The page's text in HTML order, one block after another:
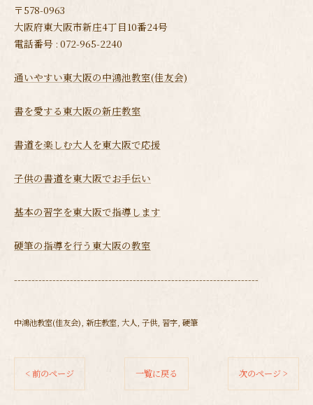
〒578-0963
大阪府東大阪市新庄4丁目10番24号
電話番号 : 072-965-2240
通いやすい東大阪の中鴻池教室(佳友会)
書を愛する東大阪の新庄教室
書道を楽しむ大人を東大阪で応援
子供の書道を東大阪でお手伝い
基本の習字を東大阪で指導します
硬筆の指導を行う東大阪の教室
----------------------------------------------------------------------
中鴻池教室(佳友会) 新庄教室 大人 子供 習字 硬筆
< 前のページ 一覧に戻る 次のページ >